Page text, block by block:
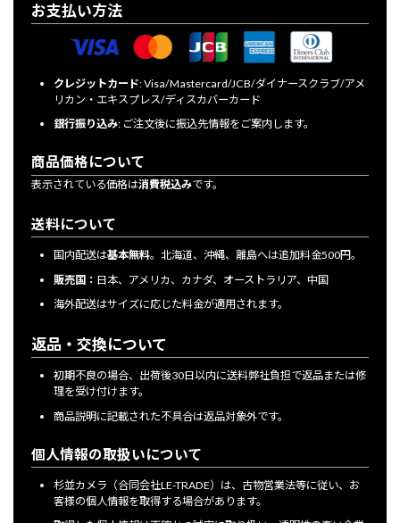
お支払い方法
クレジットカード: Visa/Mastercard/JCB/ダイナースクラブ/アメ
リカン・エキスプレス/ディスカバーカード
銀行振り込み: ご注文後に振込先情報をご案内します。
商品価格について
表示されている価格は消費税込みです。
送料について
国内配送は基本無料。北海道、沖縄、離島へは追加料金500円。
販売国： 日本、アメリカ、カナダ、オーストラリア、中国
海外配送はサイズに応じた料金が適用されます。
返品・交換について
初期不良の場合、出荷後30日以内に送料弊社負担で返品または修
理を受け付けます。
商品説明に記載された不具合は返品対象外です。
個人情報の取扱いについて
杉並カメラ（合同会社LE-TRADE）は、古物営業法等に従い、お
客様の個人情報を取得する場合があります。